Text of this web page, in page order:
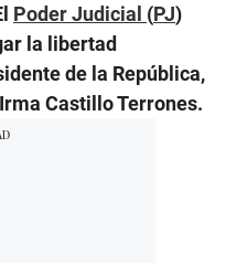
Poder Judicial (PJ)
la libertad
de la República,
Castillo Terrones.